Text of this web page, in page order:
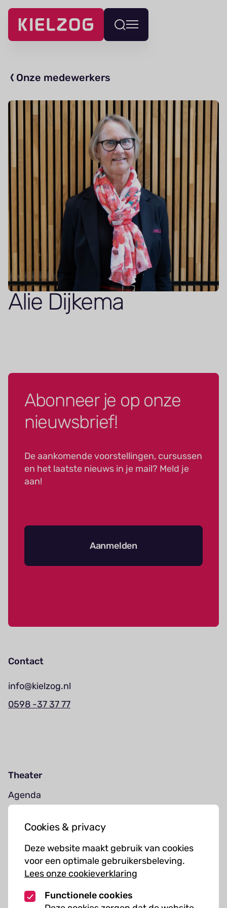
Navigatie
overslaan
Cookies & privacy
Deze website maakt gebruik van cookies
voor een optimale gebruikersbeleving.
Lees onze cookieverklaring
Functionele cookies
Wissel
menu
Onze medewerkers
Alie Dijkema
Abonneer je op onze
nieuwsbrief!
De aankomende voorstellingen, cursussen
en het laatste nieuws in je mail? Meld je
aan!
Aanmelden
Contact
info@kielzog.nl
0598 -37 37 77
Theater
Agenda
Muziekcursussen
Kunst cursussen
Over ons